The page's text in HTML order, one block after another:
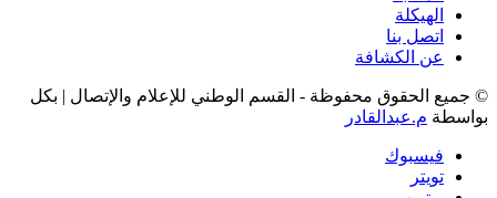
الهيكلة
اتصل بنا
عن الكشافة
© جميع الحقوق محفوظة - القسم الوطني للإعلام والإتصال | بكل
بواسطة م.عبدالقادر
فيسبوك
تويتر